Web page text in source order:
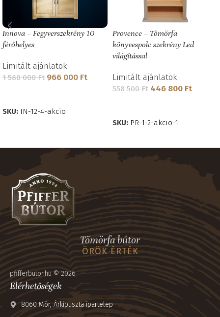
Innova – Fegyverszekrény 10
férőhelyes
Limitált ajánlatok
1 580 000Ft 966 000 Ft
SKU: IN-12-4-akcio
Provence – Tömörfa
könyvespolc szekrény Led
világítással
Limitált ajánlatok
558 500Ft 446 800 Ft
SKU: PR-1-2-akcio-1
Tömörfa bútor
ÖRÖK ÉRTÉK
pfifferbutor.hu © 2026
Elérhetőségek
8060 Mór, Árkipuszta ipartelep